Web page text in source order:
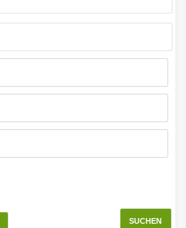
SUCHEN